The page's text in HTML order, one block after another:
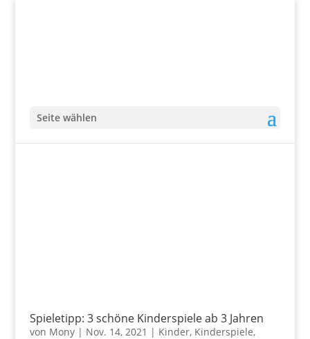
Seite wählen
Spieletipp: 3 schöne Kinderspiele ab 3 Jahren
von Mony| Nov. 14, 2021 | Kinder, Kinderspiele,